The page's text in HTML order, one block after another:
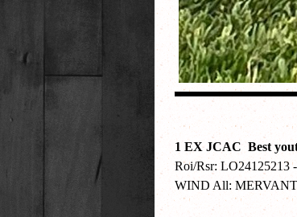
1 EX JCAC Best
Roi/Rsr:
WIND All: